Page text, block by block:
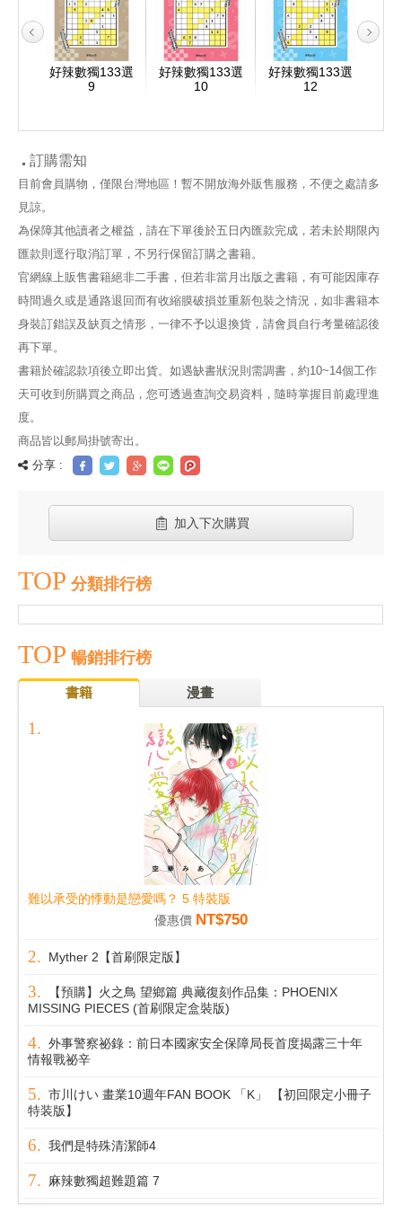
好辣數獨133選
9
好辣數獨133選
10
好辣數獨133選
12
訂購需知
目前會員購物，僅限台灣地區！暫不開放海外販售服務，不便之處請多
見諒。
為保障其他讀者之權益，請在下單後於五日內匯款完成，若未於期限內
匯款則逕行取消訂單，不另行保留訂購之書籍。
官網線上販售書籍絕非二手書，但若非當月出版之書籍，有可能因庫存
時間過久或是通路退回而有收縮膜破損並重新包裝之情況，如非書籍本
身裝訂錯誤及缺頁之情形，一律不予以退換貨，請會員自行考量確認後
再下單。
書籍於確認款項後立即出貨。如遇缺書狀況則需調書，約10~14個工作
天可收到所購買之商品，您可透過查詢交易資料，隨時掌握目前處理進
度。
商品皆以郵局掛號寄出。
分享 :
加入下次購買
TOP 分類排行榜
TOP 暢銷排行榜
書籍 漫畫
難以承受的悸動是戀愛嗎？ 5 特裝版
優惠價 NT$750
Myther 2【首刷限定版】
【預購】火之鳥 望鄉篇 典藏復刻作品集：PHOENIX
MISSING PIECES (首刷限定盒裝版)
外事警察祕錄：前日本國家安全保障局長首度揭露三十年
情報戰祕辛
市川けい 畫業10週年FAN BOOK 「K」 【初回限定小冊子
特装版】
我們是特殊清潔師4
麻辣數獨超難題篇 7